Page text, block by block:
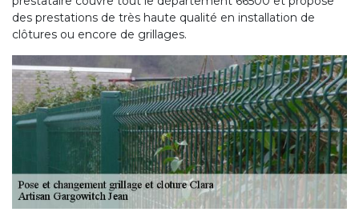
des prestations de très haute qualité en installation de
clôtures ou encore de grillages.